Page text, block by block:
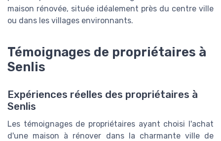
maison rénovée, située idéalement près du centre ville
ou dans les villages environnants.
Témoignages de propriétaires à
Senlis
Expériences réelles des propriétaires à
Senlis
Les témoignages de propriétaires ayant choisi l'achat
d'une maison à rénover dans la charmante ville de